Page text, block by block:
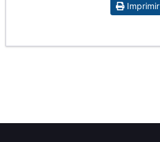
Imprimir